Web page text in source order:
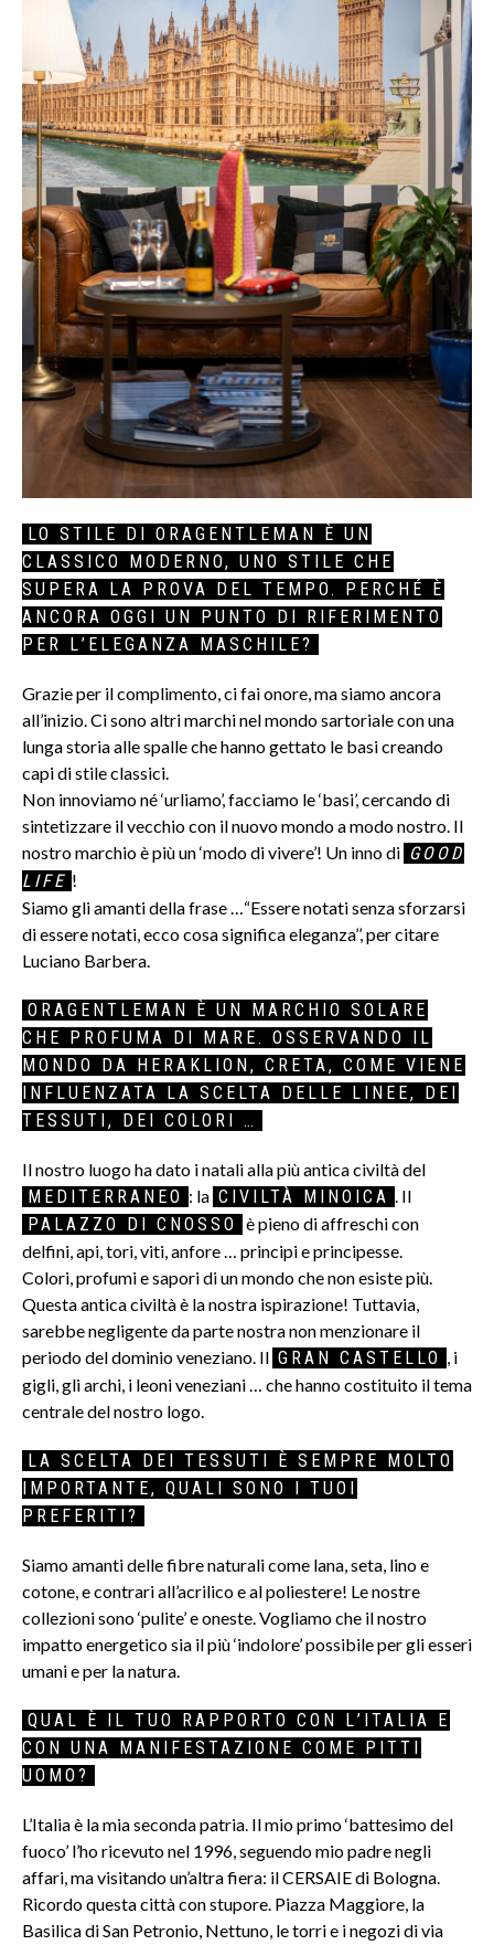
LO STILE DI ORAGENTLEMAN È UN
CLASSICO MODERNO, UNO STILE CHE
SUPERA LA PROVA DEL TEMPO. PERCHÉ È
ANCORA OGGI UN PUNTO DI RIFERIMENTO
PER L’ELEGANZA MASCHILE?
Grazie per il complimento, ci fai onore, ma siamo ancora
all’inizio. Ci sono altri marchi nel mondo sartoriale con una
lunga storia alle spalle che hanno gettato le basi creando
capi di stile classici.
Non innoviamo né ‘urliamo’, facciamo le ‘basi’, cercando di
sintetizzare il vecchio con il nuovo mondo a modo nostro. Il
nostro marchio è più un ‘modo di vivere’! Un inno di GOOD
LIFE !
Siamo gli amanti della frase …“Essere notati senza sforzarsi
di essere notati, ecco cosa significa eleganza’’, per citare
Luciano Barbera.
ORAGENTLEMAN È UN MARCHIO SOLARE
CHE PROFUMA DI MARE. OSSERVANDO IL
MONDO DA HERAKLION, CRETA, COME VIENE
INFLUENZATA LA SCELTA DELLE LINEE, DEI
TESSUTI, DEI COLORI …
Il nostro luogo ha dato i natali alla più antica civiltà del
MEDITERRANEO : la CIVILTÀ MINOICA . Il
PALAZZO DI CNOSSO è pieno di affreschi con
delfini, api, tori, viti, anfore … principi e principesse.
Colori, profumi e sapori di un mondo che non esiste più.
Questa antica civiltà è la nostra ispirazione! Tuttavia,
sarebbe negligente da parte nostra non menzionare il
periodo del dominio veneziano. Il GRAN CASTELLO , i
gigli, gli archi, i leoni veneziani … che hanno costituito il tema
centrale del nostro logo.
LA SCELTA DEI TESSUTI È SEMPRE MOLTO
IMPORTANTE, QUALI SONO I TUOI
PREFERITI?
Siamo amanti delle fibre naturali come lana, seta, lino e
cotone, e contrari all’acrilico e al poliestere! Le nostre
collezioni sono ‘pulite’ e oneste. Vogliamo che il nostro
impatto energetico sia il più ‘indolore’ possibile per gli esseri
umani e per la natura.
QUAL È IL TUO RAPPORTO CON L’ITALIA E
CON UNA MANIFESTAZIONE COME PITTI
UOMO?
L’Italia è la mia seconda patria. Il mio primo ‘battesimo del
fuoco’ l’ho ricevuto nel 1996, seguendo mio padre negli
affari, ma visitando un’altra fiera: il CERSAIE di Bologna.
Ricordo questa città con stupore. Piazza Maggiore, la
Basilica di San Petronio, Nettuno, le torri e i negozi di via